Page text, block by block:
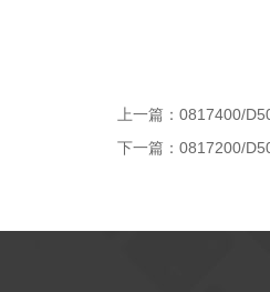
上一篇： 0817400/
下一篇： 0817200/